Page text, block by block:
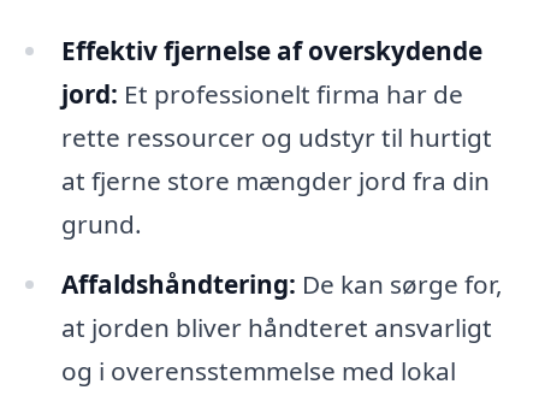
Effektiv fjernelse af overskydende
jord: Et professionelt firma har de
rette ressourcer og udstyr til hurtigt
at fjerne store mængder jord fra din
grund.
Affaldshåndtering: De kan sørge for,
at jorden bliver håndteret ansvarligt
og i overensstemmelse med lokal